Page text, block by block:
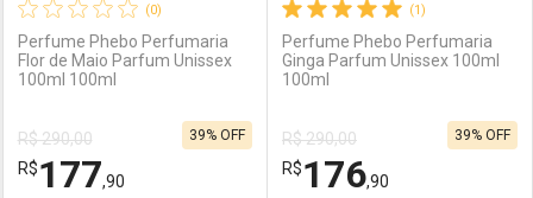
(0)
Perfume Phebo Perfumaria
Flor de Maio Parfum Unissex
100ml 100ml
R$ 290,00
R$177,90
39% OFF
(1)
Perfume Phebo Perfumaria
Ginga Parfum Unissex 100ml
100ml
R$ 290,00
R$176,90
39% OFF